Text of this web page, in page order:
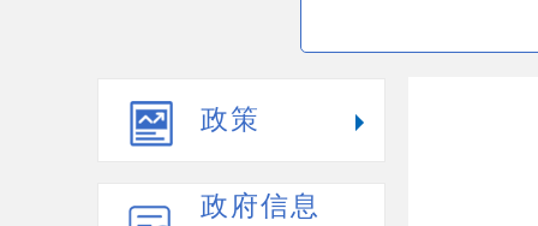
政策
政府信息